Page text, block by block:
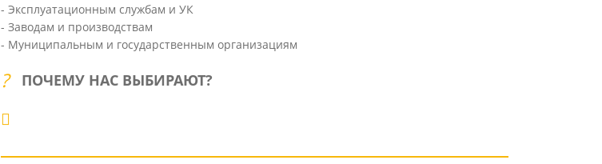
- Эксплуатационным службам и УК
- Заводам и производствам
- Муниципальным и государственным организациям
ПОЧЕМУ НАС ВЫБИРАЮТ?